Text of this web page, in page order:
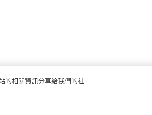
的相關資訊分享給我們的社